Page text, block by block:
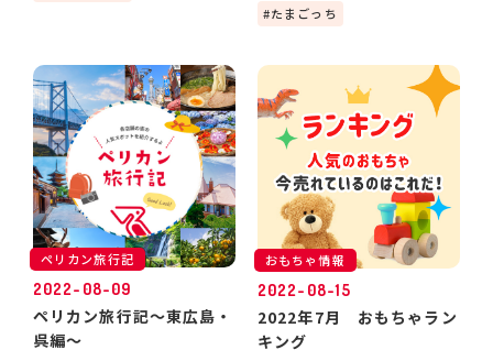
たまごっち
ペリカン旅行記
2022-08-09
ペリカン旅行記～東広島・
呉編～
おもちゃ情報
2022-08-15
2022年7月 おもちゃラン
キング